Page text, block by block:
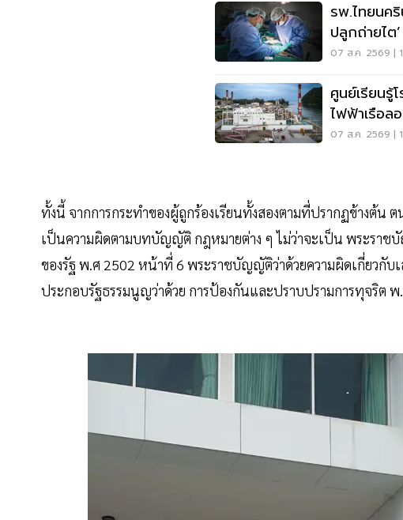
รพ.ไทยนค
ปลูกถ่ายไต
07 ส.ค. 2569 |
ศูนย์เรียนรู้
ไฟฟ้าเรือล
แลนด์มาร์
07 ส.ค. 2569 |
ทั้งนี้ จากการกระทำของผู้ถูกร้องเรียนทั้งสองตามที่ปรากฏข้างต้น
เป็นความผิดตามบทบัญญัติ กฎหมายต่าง ๆ ไม่ว่าจะเป็น พระราช
ของรัฐ พ.ศ 2502 หน้าที่ 6 พระราชบัญญัติว่าด้วยความผิดเกี่ยวกั
ประกอบรัฐธรรมนูญว่าด้วย การป้องกันและปราบปรามการทุจริต